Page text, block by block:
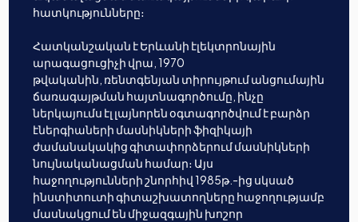
հատկությունները։
Հատկանշական է Երևանի էլեկտրոնային
արագացուցիչի վրա, 1970
թվականին, ռենտգենյան տիրույթում անցումային
ճառագայթման հայտնագործումը, ինչը
ներկայումս էլ լայնորեն օգտագործվում է բարձր
էներգիաների մասնիկների ֆիզիկայի
ժամանակակից գիտափորձերում մասնիկների
նույնականացման համար։ Այս
հաջողությունների շնորհիվ 1985թ.-ից սկսած
ինստիտուտի գիտաշխատողները հաջողությամբ
մասնակցում են միջազգային խոշոր